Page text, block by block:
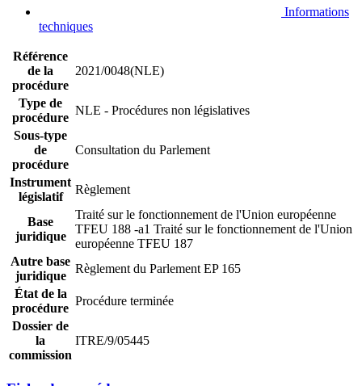
Informations
techniques
Référence
de la
procédure
2021/0048(NLE)
Type de
procédure
NLE - Procédures non législatives
Sous-type
de
procédure
Consultation du Parlement
Instrument
législatif
Règlement
Base
juridique
Traité sur le fonctionnement de l'Union européenne
TFEU 188 -a1 Traité sur le fonctionnement de l'Union
européenne TFEU 187
Autre base
juridique
Règlement du Parlement EP 165
État de la
procédure
Procédure terminée
Dossier de
la
commission
ITRE/9/05445